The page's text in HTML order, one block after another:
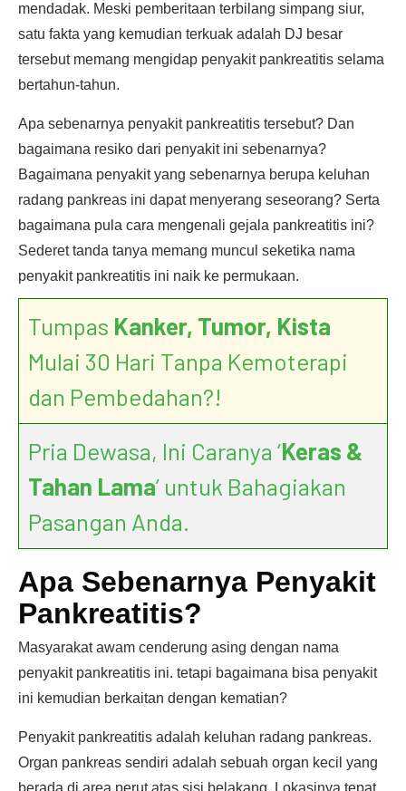
mendadak. Meski pemberitaan terbilang simpang siur,
satu fakta yang kemudian terkuak adalah DJ besar
tersebut memang mengidap penyakit pankreatitis selama
bertahun-tahun.
Apa sebenarnya penyakit pankreatitis tersebut? Dan
bagaimana resiko dari penyakit ini sebenarnya?
Bagaimana penyakit yang sebenarnya berupa keluhan
radang pankreas ini dapat menyerang seseorang? Serta
bagaimana pula cara mengenali gejala pankreatitis ini?
Sederet tanda tanya memang muncul seketika nama
penyakit pankreatitis ini naik ke permukaan.
Tumpas Kanker, Tumor, Kista
Mulai 30 Hari Tanpa Kemoterapi
dan Pembedahan?!
Pria Dewasa, Ini Caranya ‘Keras &
Tahan Lama’ untuk Bahagiakan
Pasangan Anda.
Apa Sebenarnya Penyakit
Pankreatitis?
Masyarakat awam cenderung asing dengan nama
penyakit pankreatitis ini. tetapi bagaimana bisa penyakit
ini kemudian berkaitan dengan kematian?
Penyakit pankreatitis adalah keluhan radang pankreas.
Organ pankreas sendiri adalah sebuah organ kecil yang
berada di area perut atas sisi belakang. Lokasinya tepat